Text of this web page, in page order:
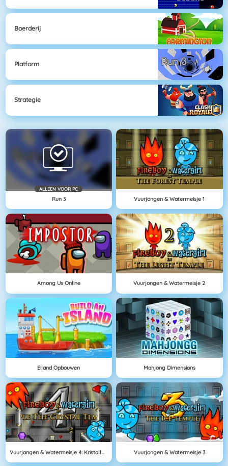
Boerderij
Platform
Strategie
ALLEEN VOOR PC
Run 3 Vuurjongen & Watermeisje 1
Among Us Online Vuurjongen & Watermeisje 2
Eiland Opbouwen Mahjong Dimensions
Vuurjongen & Watermeisje 4: Kristallen Tempel Vuurjongen & Watermeisje 3